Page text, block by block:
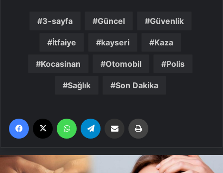
3-sayfa Güncel Güvenlik
İtfaiye kayseri Kaza
Kocasinan Otomobil Polis
Sağlık Son Dakika
Facebook WhatsApp Email'den paylaş